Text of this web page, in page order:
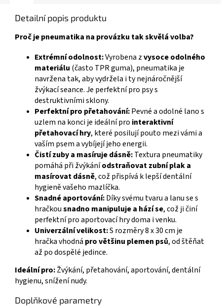
Detailní popis produktu
Proč je pneumatika na provázku tak skvělá volba?
Extrémní odolnost:Vyrobena zvysoce odolného
materiálu (často TPR guma), pneumatika je
navržena tak, aby vydržela i ty nejnáročnější
žvýkací seance. Je perfektní pro psy s
destruktivními sklony.
Perfektní pro přetahování:Pevné a odolné lano s
uzlem na konci je ideální pro interaktivní
přetahovací hry, které posilují pouto mezi vámi a
vaším psem a vybíjejí jeho energii.
Čistí zuby a masíruje dásně:Textura pneumatiky
pomáhá při žvýkáníodstraňovat zubní plak a
masírovat dásně, což přispívá k lepší dentální
hygieně vašeho mazlíčka.
Snadné aportování:Díky svému tvaru a lanu se s
hračkousnadno manipuluje a hází se, což ji činí
perfektní pro aportovací hry doma i venku.
Univerzální velikost:S rozměry 8 x 30 cm je
hračka vhodná pro většinu plemen psů, od štěňat
až po dospělé jedince.
Ideální pro:Žvýkání, přetahování, aportování, dentální
hygienu, snížení nudy.
Doplňkové parametry